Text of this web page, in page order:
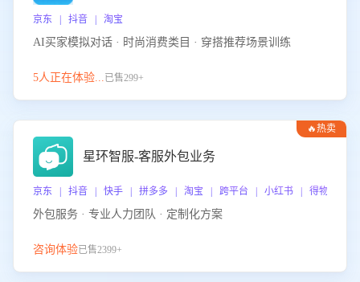
京东 | 抖音 | 淘宝
AI买家模拟对话 · 时尚消费类目 · 穿搭推荐场景训练
5人正在体验...已售299+
🔥热卖
星环智服-客服外包业务
京东 | 抖音 | 快手 | 拼多多 | 淘宝 | 跨平台 | 小红书 | 得物 | 企
外包服务 · 专业人力团队 · 定制化方案
咨询体验已售2399+